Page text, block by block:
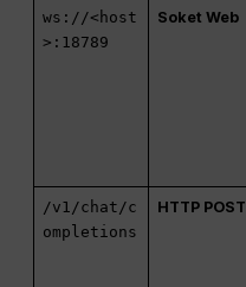
ws://<host
>:18789
Soket Web
/v1/chat/c
ompletions
HTTP POST